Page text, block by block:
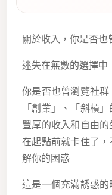
關於收入，你是否
迷失在無數的選擇中
你是否也曾瀏覽社群
「創業」、「斜槓
豐厚的收入和自由
在起點前就卡住了
解你的困惑
這是一個充滿誘惑